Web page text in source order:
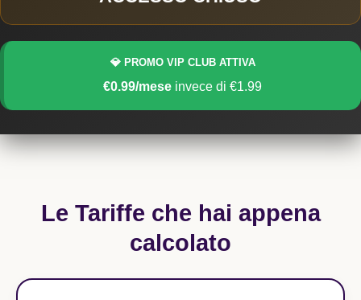
💎 PROMO VIP CLUB ATTIVA
€0.99/mese invece di €1.99
Le Tariffe che hai appena
calcolato